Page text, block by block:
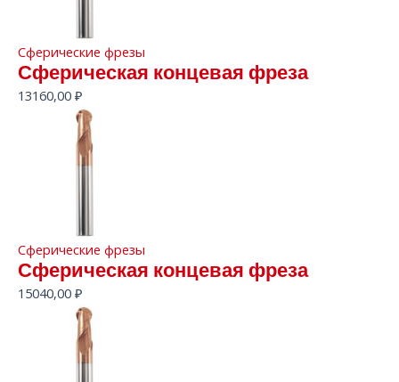
Сферические фрезы
Сферическая концевая фреза
13160,00 ₽
Сферические фрезы
Сферическая концевая фреза
15040,00 ₽